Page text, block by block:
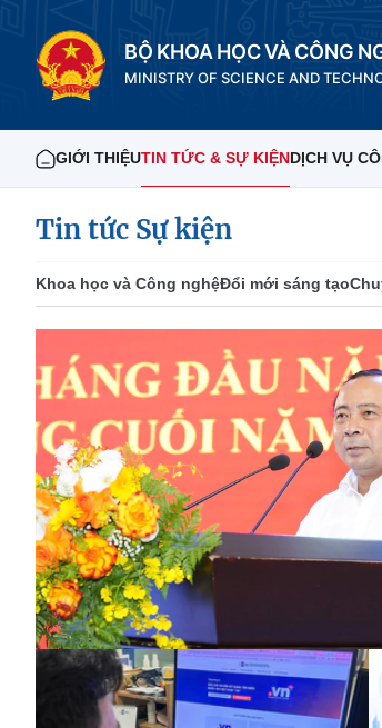
BỘ KHOA HỌC VÀ CÔNG
MINISTRY OF SCIENCE AND
GIỚI THIỆUTIN TỨC & SỰ KIỆNDỊCH VỤ
Tin tức Sự kiện
Khoa học và Công nghệĐổi mới sáng tạo